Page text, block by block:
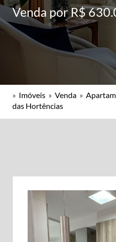
Venda por R$
» Imóveis » Venda »
das Hortências